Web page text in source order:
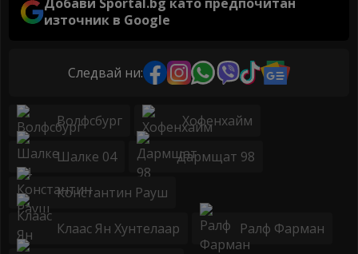
източник в Google
Следвай ни:
Волфсбург Хофенхайм
Шалке 04 Дармщат 98
Константин Рауш
Клаас Ян Хунтелаар Ралф Фарман